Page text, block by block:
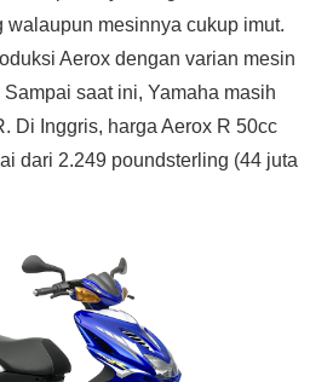
walaupun mesinnya cukup imut.
Aerox dengan varian mesin
saat ini, Yamaha masih
Di Inggris, harga Aerox R 50cc
dari 2.249 poundsterling (44 juta